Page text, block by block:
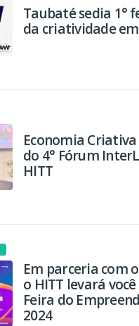
Taubaté sedia 1°
da criatividade
Economia
do 4° Fórum
HITT
Em parceria com
o HITT levará
Feira do
2024